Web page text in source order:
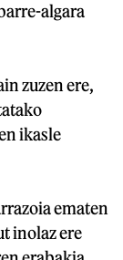
algara
zuzen ere,
ikasle
ematen
inolaz ere